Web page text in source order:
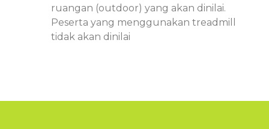
ruangan (outdoor) yang akan dinilai.
Peserta yang menggunakan treadmill
tidak akan dinilai